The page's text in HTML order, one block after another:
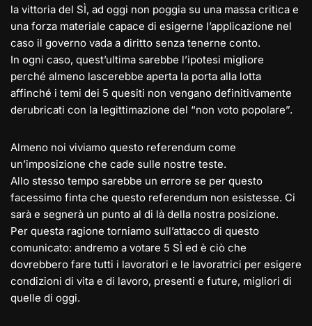
la vittoria del SÌ, ad oggi non poggia su una massa critica e
una forza materiale capace di esigerne l’applicazione nel
caso il governo vada a diritto senza tenerne conto.
In ogni caso, quest’ultima sarebbe l’ipotesi migliore
perché almeno lascerebbe aperta la porta alla lotta
affinché i temi dei 5 quesiti non vengano definitivamente
derubricati con la legittimazione del “non voto popolare”.
Almeno noi viviamo questo referendum come
un’imposizione che cade sulle nostre teste.
Allo stesso tempo sarebbe un errore se per questo
facessimo finta che questo referendum non esistesse. Ci
sarà e segnerà un punto al di là della nostra posizione.
Per questa ragione torniamo sull’attacco di questo
comunicato: andremo a votare 5 SÌ ed è ciò che
dovrebbero fare tutti i lavoratori e le lavoratrici per esigere
condizioni di vita e di lavoro, presenti e future, migliori di
quelle di oggi.